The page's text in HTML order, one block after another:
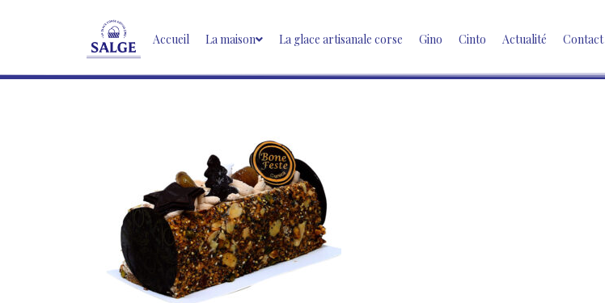
Accueil La maison La glace artisanale corse Gino Cinto Actualité Contact